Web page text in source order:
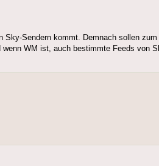
Sendern kommt. Demnach sollen
WM ist, auch bestimmte Feeds von